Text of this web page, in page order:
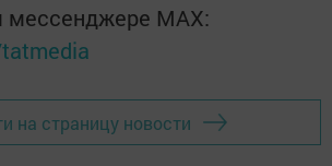
мессенджере MАХ:
на страницу новости